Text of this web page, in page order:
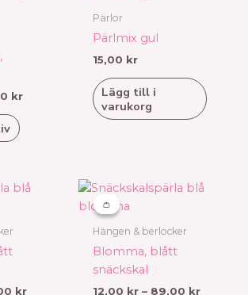
kr
8,00 kr
Pärlor
Pärlmix gul
15,00 kr
Lägg till i
varukorg
kr
Prisintervall:
👛
👛
Hängen & berlocker
Blomma, blått
snäckskal
12,00 kr – 89,00 kr
Den
här
produkten
flera
varianter.